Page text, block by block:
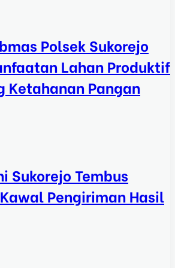
Polsek Sukorejo
Lahan Produktif
Ketahanan Pangan
Sukorejo Tembus
Pengiriman Hasil